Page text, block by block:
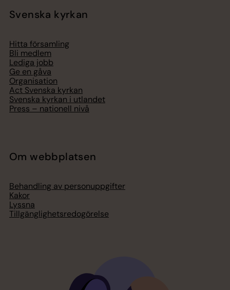
Svenska kyrkan
Hitta församling
Bli medlem
Lediga jobb
Ge en gåva
Organisation
Act Svenska kyrkan
Svenska kyrkan i utlandet
Press – nationell nivå
Om webbplatsen
Behandling av personuppgifter
Kakor
Lyssna
Tillgänglighetsredogörelse